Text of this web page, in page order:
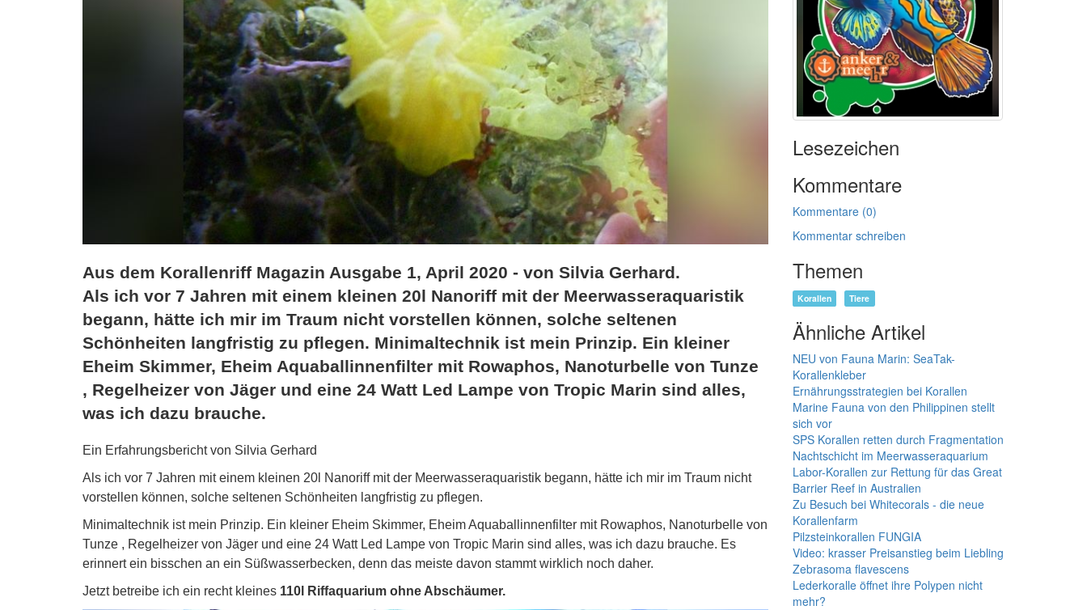
Aus dem Korallenriff Magazin Ausgabe 1, April 2020 - von Silvia Gerhard.
Als ich vor 7 Jahren mit einem kleinen 20l Nanoriff mit der Meerwasseraquaristik
begann, hätte ich mir im Traum nicht vorstellen können, solche seltenen
Schönheiten langfristig zu pflegen. Minimaltechnik ist mein Prinzip. Ein kleiner
Eheim Skimmer, Eheim Aquaballinnenfilter mit Rowaphos, Nanoturbelle von Tunze
, Regelheizer von Jäger und eine 24 Watt Led Lampe von Tropic Marin sind alles,
was ich dazu brauche.
Ein Erfahrungsbericht von Silvia Gerhard
Als ich vor 7 Jahren mit einem kleinen 20l Nanoriff mit der Meerwasseraquaristik begann, hätte ich mir im Traum nicht
vorstellen können, solche seltenen Schönheiten langfristig zu pflegen.
Minimaltechnik ist mein Prinzip. Ein kleiner Eheim Skimmer, Eheim Aquaballinnenfilter mit Rowaphos, Nanoturbelle von
Tunze , Regelheizer von Jäger und eine 24 Watt Led Lampe von Tropic Marin sind alles, was ich dazu brauche. Es
erinnert ein bisschen an ein Süßwasserbecken, denn das meiste davon stammt wirklich noch daher.
Jetzt betreibe ich ein recht kleines 110l Riffaquarium ohne Abschäumer.
Lesezeichen
Kommentare
Kommentare (0)
Kommentar schreiben
Themen
Korallen Tiere
Ähnliche Artikel
NEU von Fauna Marin: SeaTak-
Korallenkleber
Ernährungsstrategien bei Korallen
Marine Fauna von den Philippinen stellt
sich vor
SPS Korallen retten durch Fragmentation
Nachtschicht im Meerwasseraquarium
Labor-Korallen zur Rettung für das Great
Barrier Reef in Australien
Zu Besuch bei Whitecorals - die neue
Korallenfarm
Pilzsteinkorallen FUNGIA
Video: krasser Preisanstieg beim Liebling
Zebrasoma flavescens
Lederkoralle öffnet ihre Polypen nicht
mehr?